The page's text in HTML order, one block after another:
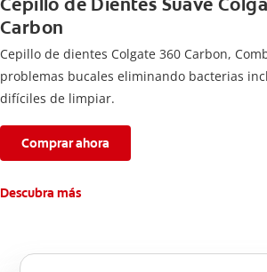
Cepillo de Dientes Suave
Carbon
Cepillo de dientes Colgate 360 ​​Carbon,
problemas bucales eliminando bacterias
difíciles de limpiar.
Comprar ahora
Descubra más